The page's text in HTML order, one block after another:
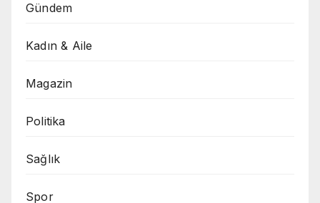
Gündem
Kadın & Aile
Magazin
Politika
Sağlık
Spor